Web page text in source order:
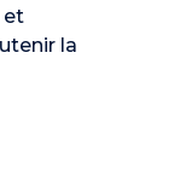
et
la